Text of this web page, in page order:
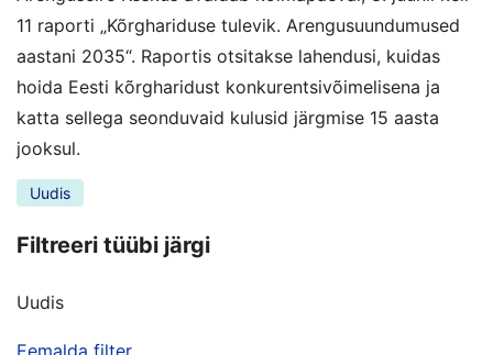
11 raporti „Kõrghariduse tulevik. Arengusuundumused
aastani 2035“. Raportis otsitakse lahendusi, kuidas
hoida Eesti kõrgharidust konkurentsivõimelisena ja
katta sellega seonduvaid kulusid järgmise 15 aasta
jooksul.
Uudis
Filtreeri tüübi järgi
Uudis
Eemalda filter